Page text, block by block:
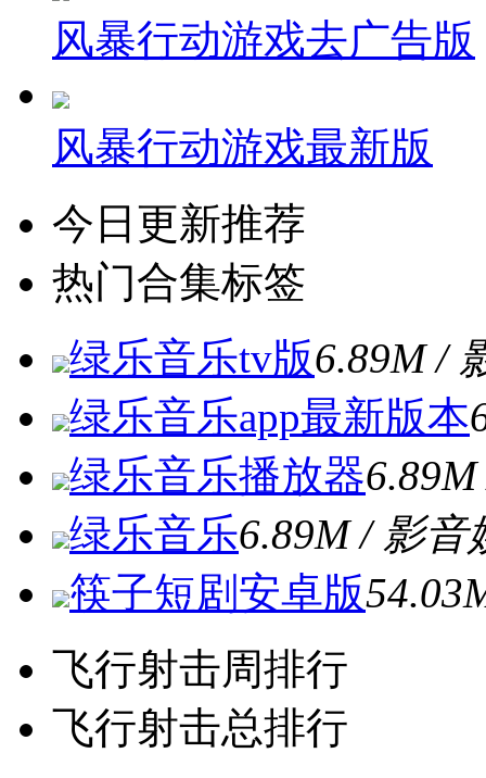
风暴行动游戏去广告版
风暴行动游戏最新版
今日更新推荐
热门合集标签
绿乐音乐tv版6.89M /
绿乐音乐app最新版本
绿乐音乐播放器
绿乐音乐6.89M / 影音
筷子短剧安卓版
飞行射击周排行
飞行射击总排行